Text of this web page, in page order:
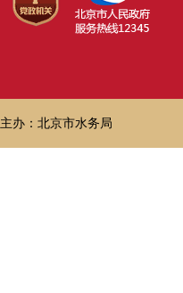
主办：北京市水务局